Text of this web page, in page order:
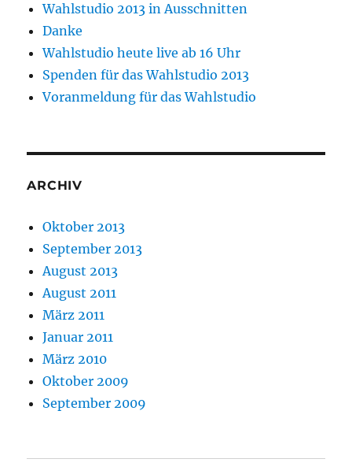
Wahlstudio 2013 in Ausschnitten
Danke
Wahlstudio heute live ab 16 Uhr
Spenden für das Wahlstudio 2013
Voranmeldung für das Wahlstudio
ARCHIV
Oktober 2013
September 2013
August 2013
August 2011
März 2011
Januar 2011
März 2010
Oktober 2009
September 2009